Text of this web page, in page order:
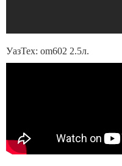
УазТех: om602 2.5л.